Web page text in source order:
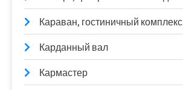
Караван, гостиничный комплекс
Карданный вал
Кармастер